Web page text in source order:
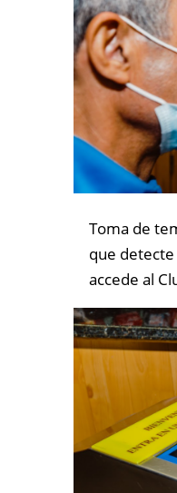
Toma de
que
accede al